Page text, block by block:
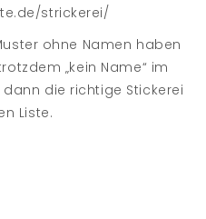
strickerei/
ohne Namen haben
„kein Name“ im
die richtige Stickerei
Liste.